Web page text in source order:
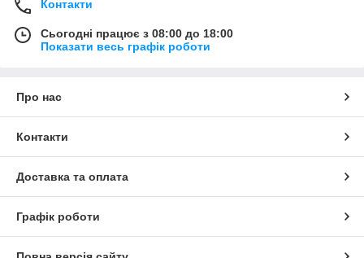
Контакти
Сьогодні працює з 08:00 до 18:00
Показати весь графік роботи
Про нас
Контакти
Доставка та оплата
Графік роботи